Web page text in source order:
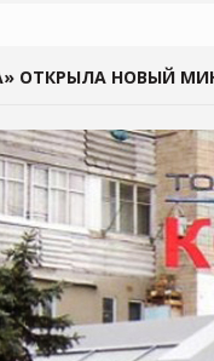
ОТКРЫЛА НОВЫЙ